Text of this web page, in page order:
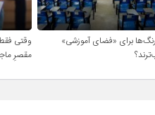
برای «فضای آموزشی»
وقتی
مقصرِ